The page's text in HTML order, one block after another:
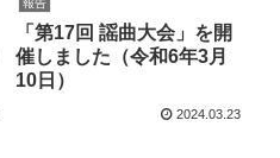
報告
「第17回 謡曲大会」を開
催しました（令和6年3月
10日）
2024.03.23